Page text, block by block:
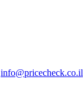
info@pricecheck.co.il